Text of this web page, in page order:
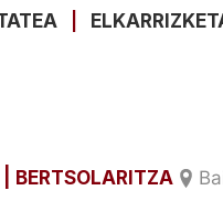
| BERTSOLARITZA